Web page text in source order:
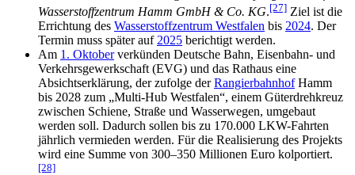
Wasserstoffzentrum Hamm GmbH & Co. KG.[27] Ziel ist die
Errichtung des Wasserstoffzentrum Westfalen bis 2024. Der
Termin muss später auf 2025 berichtigt werden.
Am 1. Oktoberverkünden Deutsche Bahn, Eisenbahn- und
Verkehrsgewerkschaft (EVG) und das Rathaus eine
Absichtserklärung, der zufolge derRangierbahnhofHamm
bis 2028 zum „Multi-Hub Westfalen“, einem Güterdrehkreuz
zwischen Schiene, Straße und Wasserwegen, umgebaut
werden soll. Dadurch sollen bis zu 170.000 LKW-Fahrten
jährlich vermieden werden. Für die Realisierung des Projekts
wird eine Summe von 300–350 Millionen Euro kolportiert.
[28]